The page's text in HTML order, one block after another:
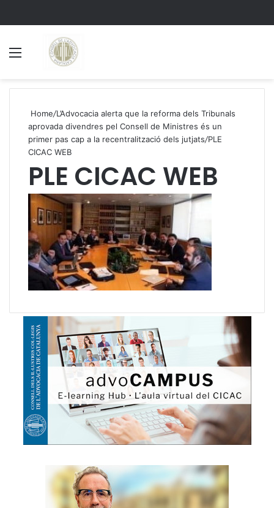
Home/L’Advocacia alerta que la reforma dels Tribunals
aprovada divendres pel Consell de Ministres és un
primer pas cap a la recentralització dels jutjats/PLE
CICAC WEB
PLE CICAC WEB